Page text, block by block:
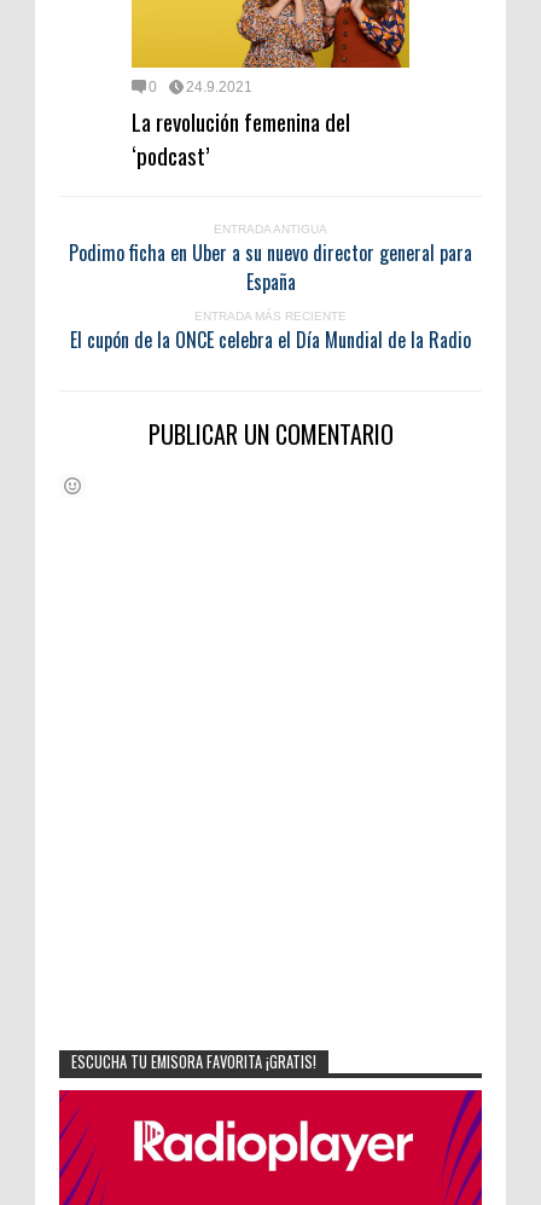
0 24.9.2021
La revolución femenina del
‘podcast’
ENTRADA ANTIGUA
Podimo ficha en Uber a su nuevo director general para
España
ENTRADA MÁS RECIENTE
El cupón de la ONCE celebra el Día Mundial de la Radio
PUBLICAR UN COMENTARIO
ESCUCHA TU EMISORA FAVORITA ¡GRATIS!